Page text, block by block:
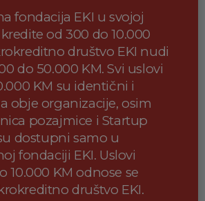
fondacija EKI u svojoj
od 300 do 10.000
društvo EKI nudi
do 50.000 KM. Svi uslovi
KM su identični i
obje organizacije, osim
pozajmice i Startup
dostupni samo u
fondaciji EKI. Uslovi
10.000 KM odnose se
društvo EKI.